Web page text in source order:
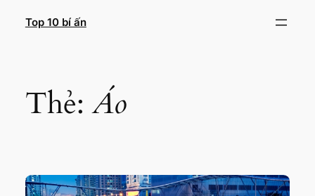
Top 10 bí ấn
Thẻ:Áo